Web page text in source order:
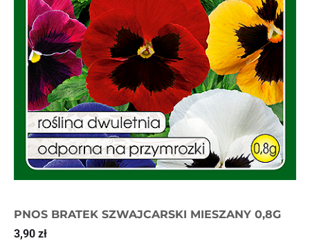
PNOS BRATEK SZWAJCARSKI MIESZANY 0,8G
3,90 zł